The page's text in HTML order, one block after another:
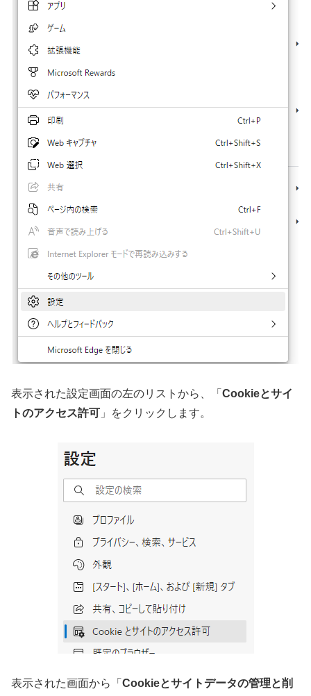
表示された設定画面の左のリストから、「 Cookieとサイ
トのアクセス許可 」をクリックします。
表示された画面から「 Cookieとサイトデータの管理と削